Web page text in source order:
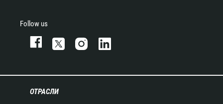
Follow us
ОТРАСЛИ